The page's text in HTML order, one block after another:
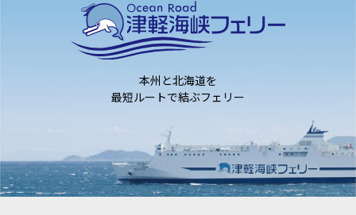
本州と北海道を
最短ルートで結ぶフェリー